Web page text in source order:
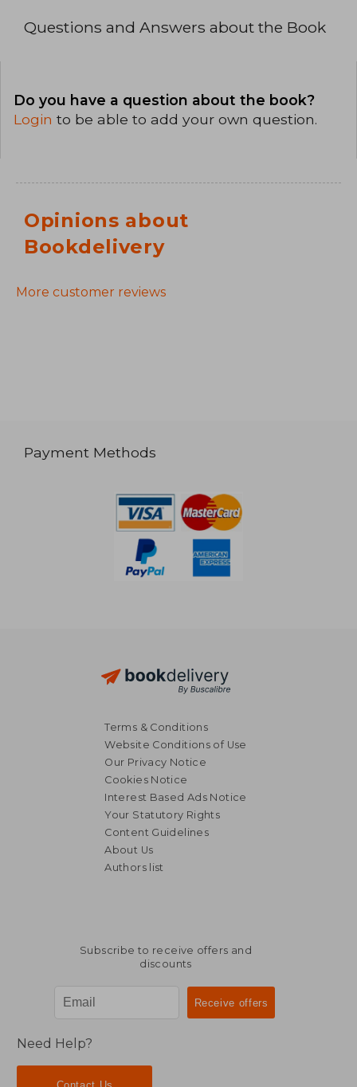
Questions and Answers about the Book
Do you have a question about the book?
Login to be able to add your own question.
Opinions about
Bookdelivery
More customer reviews
Payment Methods
Terms & Conditions
Website Conditions of Use
Our Privacy Notice
Cookies Notice
Interest Based Ads Notice
Your Statutory Rights
Content Guidelines
About Us
Authors list
Subscribe to receive offers and
discounts
Need Help?